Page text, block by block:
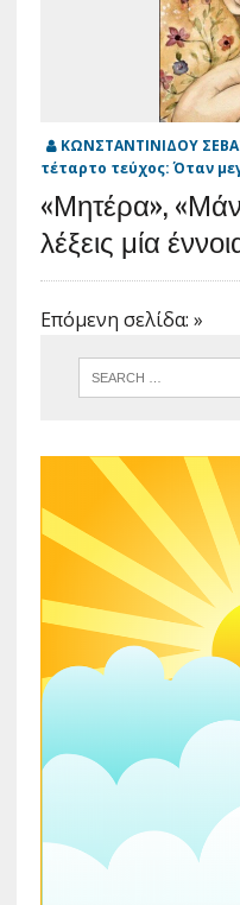
ΚΩΝΣΤΑΝΤΙΝΙΔΟΥ
τέταρτο τεύχος: Όταν
«Μητέρα»,
λέξεις μία
Επόμενη σελίδα: »